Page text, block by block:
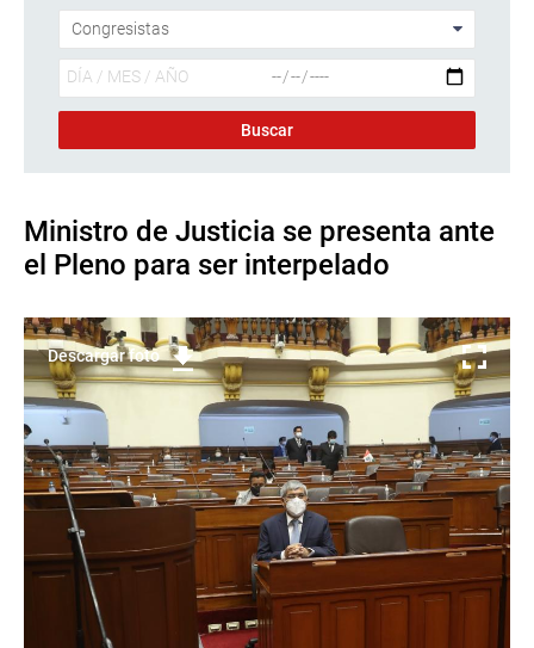
Ministro de Justicia se presenta ante
el Pleno para ser interpelado
Descargar foto